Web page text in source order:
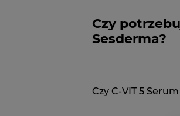
Czy
Sesderma?
Czy C-VIT 5